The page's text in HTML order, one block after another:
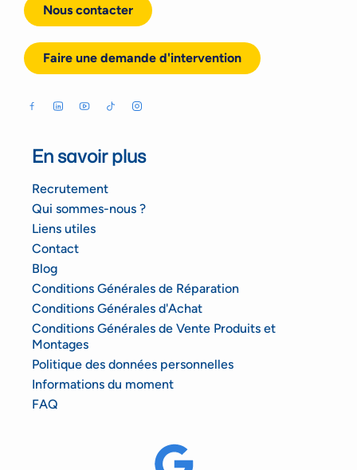
Nous contacter
Faire une demande d'intervention
En savoir plus
Recrutement
Qui sommes-nous ?
Liens utiles
Contact
Blog
Conditions Générales de Réparation
Conditions Générales d'Achat
Conditions Générales de Vente Produits et
Montages
Politique des données personnelles
Informations du moment
FAQ